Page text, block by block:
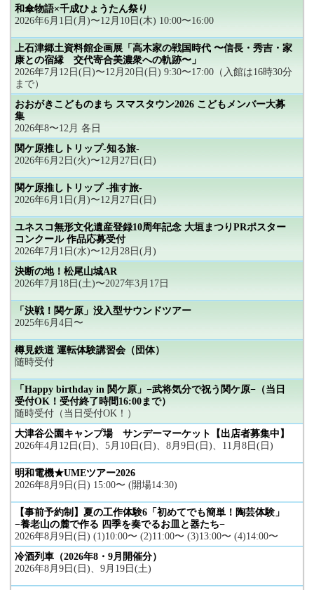
和傘物語×千成ひょうたん祭り
2026年6月1日(月)〜12月10日(木) 10:00〜16:00
上石津郷土資料館企画展「高木家の戦国時代 〜信長・秀吉・家
康との宿縁 交代寄合美濃衆への軌跡〜」
2026年7月12日(日)〜12月20日(日) 9:30〜17:00（入館は16時30分
まで）
おおがきこどものまち スマスタウン2026 こどもメンバー大募
集
2026年8〜12月 各日
関ケ原推しトリップ-知る旅-
2026年6月2日(火)〜12月27日(日)
関ケ原推しトリップ -推す旅-
2026年6月1日(月)〜12月27日(日)
ユネスコ無形文化遺産登録10周年記念 大垣まつりPRポスター
コンクール 作品応募受付
2026年7月1日(水)〜12月28日(月)
決断の地！松尾山城AR
2026年7月18日(土)〜2027年3月17日
「決戦！関ケ原」没入型サウンドツアー
2025年6月4日〜
樽見鉄道 運転体験講習会（団体）
随時受付
「Happy birthday in 関ケ原」−武将気分で祝う関ケ原−（当日
受付OK！受付終了時間16:00まで）
随時受付（当日受付OK！）
大津谷公園キャンプ場 サンデーマーケット【出店者募集中】
2026年4月12日(日)、5月10日(日)、8月9日(日)、11月8日(日)
明和電機★UMEツアー2026
2026年8月9日(日) 15:00〜 (開場14:30)
【事前予約制】夏の工作体験6「初めてでも簡単！陶芸体験」
−養老山の麓で作る 四季を奏でるお皿と器たち−
2026年8月9日(日) (1)10:00〜 (2)11:00〜 (3)13:00〜 (4)14:00〜
冷酒列車（2026年8・9月開催分）
2026年8月9日(日)、9月19日(土)